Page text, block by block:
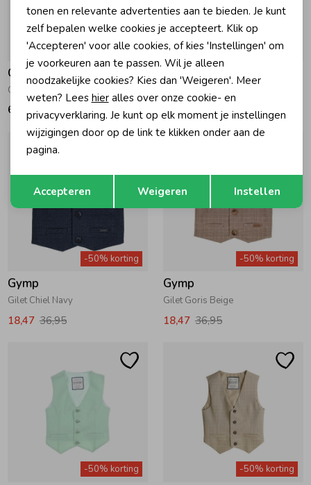
Gymp
Gilet Ibo B Blue
69,95
Gymp
Gilet Ringo LGN Pale Green
64,95
-50% korting
Gymp
Gilet Chiel Navy
18,47 36,95
-50% korting
Gymp
Gilet Goris Beige
18,47 36,95
-50% korting -50% korting
Terug Opslaan
tonen en relevante advertenties aan te bieden. Je kunt
zelf bepalen welke cookies je accepteert. Klik op
'Accepteren' voor alle cookies, of kies 'Instellingen' om
je voorkeuren aan te passen. Wil je alleen
noodzakelijke cookies? Kies dan 'Weigeren'. Meer
weten? Lees hieralles over onze cookie- en
privacyverklaring. Je kunt op elk moment je instellingen
wijzigingen door op de link te klikken onder aan de
pagina.
Accepteren Weigeren Instellen